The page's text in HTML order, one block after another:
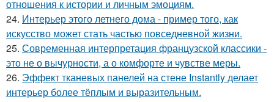
отношения к истории и личным эмоциям.
24. Интерьер этого летнего дома - пример того, как
искусство может стать частью повседневной жизни.
25. Современная интерпретация французской классики -
это не о вычурности, а о комфорте и чувстве меры.
26. Эффект тканевых панелей на стене Instantly делает
интерьер более тёплым и выразительным.